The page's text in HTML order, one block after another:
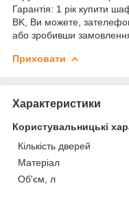
Гарантія: 1 рік купити
BK, Ви можете,
або зробивши
Приховати
Характеристики
Користувальницькі
Кількість дверей
Матеріал
Об'єм, л